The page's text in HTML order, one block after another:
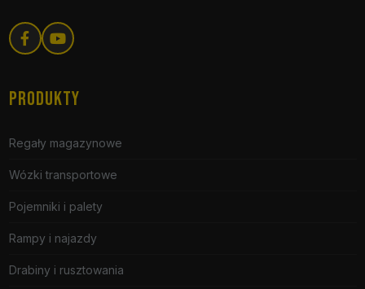
PRODUKTY
Regały magazynowe
Wózki transportowe
Pojemniki i palety
Rampy i najazdy
Drabiny i rusztowania